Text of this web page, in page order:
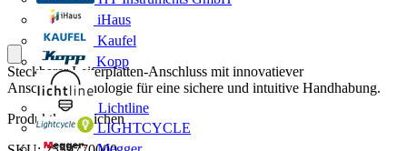
iHaus
Kaufel
Kopp
Lichtline
LIGHTCYCLE
Steckbarer Leiterplatten-Anschluss mit innovatiever
Anschlusstechnologie für eine sichere und intuitive Handhabung.
Produktkennzeichen